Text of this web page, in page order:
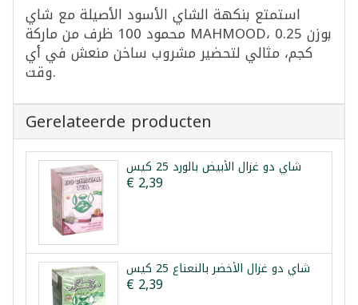
استمتع بنكهة الشاي الأسود الأصيلة مع شاي
محمود 100 ظرف من ماركة MAHMOOD، بوزن 0.25
كجم، مثالي لتحضير مشروب ساخن منعش في أي
وقت.
Gerelateerde producten
شاي دو غزال الأبيض بالورد 25 كيس
€ 2,39
شاي دو غزال الأخضر بالنعناع 25 كيس
€ 2,39